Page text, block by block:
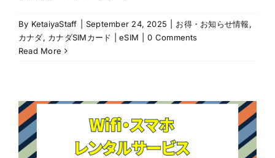
By KetaiyaStaff September 24, 2025 お得・お知らせ情報,
カナダ, カナダSIMカード | eSIM
0 Comments
Read More